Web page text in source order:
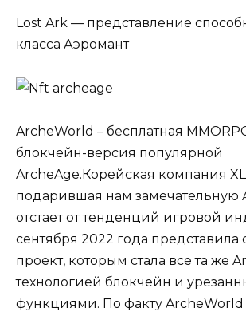
Lost Ark — представление
класса Аэромант
ArcheWorld – бесплатная
блокчейн-версия популярной
ArcheAge.Корейская компания
подарившая нам замечательную
отстает от тенденций игровой
сентября 2022 года представила
проект, которым стала все та же
технологией блокчейн и
функциями. По факту ArcheWorld